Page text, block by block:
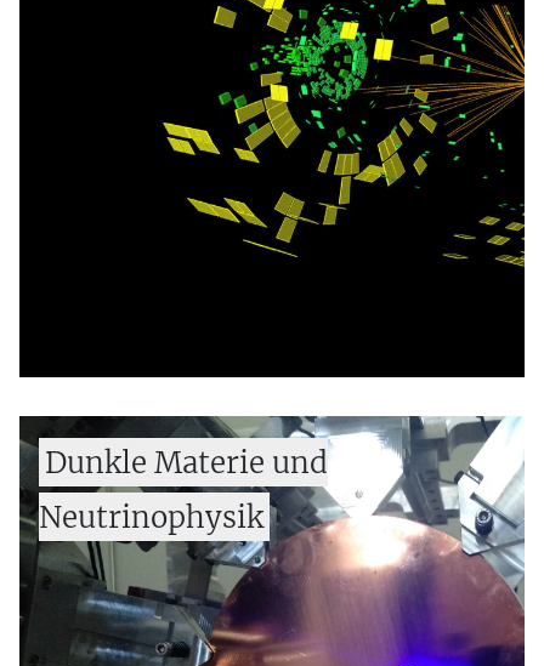
ATLAS: Teilchenkollisionen am LHC
AWAKE: Beschleunigung mit
Belle II: Dem Antimaterie-Rätsel auf der
Dunkle Materie und
Neutrinophysik
COSINUS: Test des DAMA-Experiments
CRESST: Suche nach Dunkler Materie